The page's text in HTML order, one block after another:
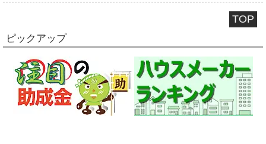
TOP
ピックアップ